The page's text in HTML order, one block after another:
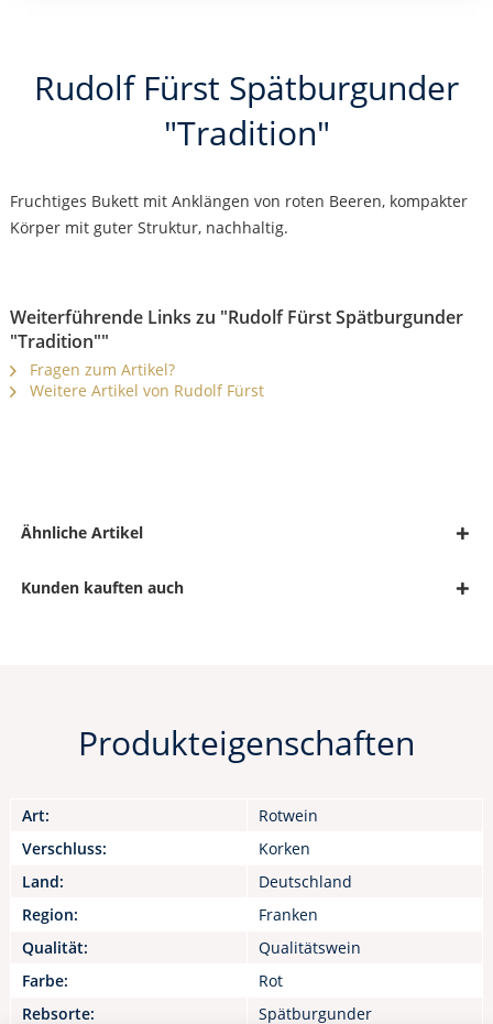
Rudolf Fürst Spätburgunder
"Tradition"
Fruchtiges Bukett mit Anklängen von roten Beeren, kompakter
Körper mit guter Struktur, nachhaltig.
Weiterführende Links zu "Rudolf Fürst Spätburgunder
"Tradition""
Fragen zum Artikel?
Weitere Artikel von Rudolf Fürst
Ähnliche Artikel
Kunden kauften auch
Produkteigenschaften
Art:
Rotwein
Verschluss:
Korken
Land:
Deutschland
Region:
Franken
Qualität:
Qualitätswein
Farbe:
Rot
Rebsorte:
Spätburgunder